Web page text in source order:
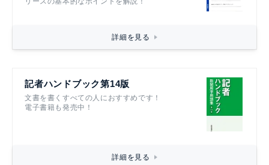
詳細を見る
記者ハンドブック第14版
文書を書くすべての人におすすめです！
電子書籍も発売中！
詳細を見る